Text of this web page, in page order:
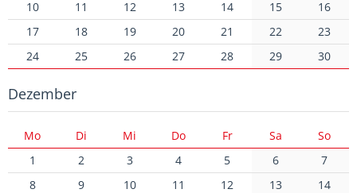
10
11 12 13 14 15
16
17
18 19 20 21 22
23
24
25 26 27 28 29 30
Dezember
Mo Di Mi Do Fr Sa
So
1
2 3 4 5 6
7
8
9 10 11 12 13
14